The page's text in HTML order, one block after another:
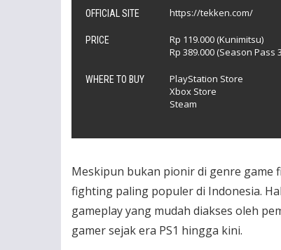
OFFICIAL SITE https://tekken.com/
PRICE
Rp 119.000 (Kunimitsu)
Rp 389.000 (Season Pass
WHERE TO BUY
PlayStation Store
Xbox Store
Steam
Meskipun bukan pionir di genre game
fighting paling populer di Indonesia.
gameplay yang mudah diakses oleh
gamer sejak era PS1 hingga kini.